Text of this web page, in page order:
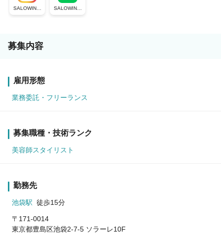
SALOWIN公
式Instagram
SALOWIN公
式LINE
募集内容
雇用形態
業務委託・フリーランス
募集職種・技術ランク
美容師スタイリスト
勤務先
池袋駅 徒歩15分
〒171-0014
東京都豊島区池袋2-7-5 ソラーレ10F